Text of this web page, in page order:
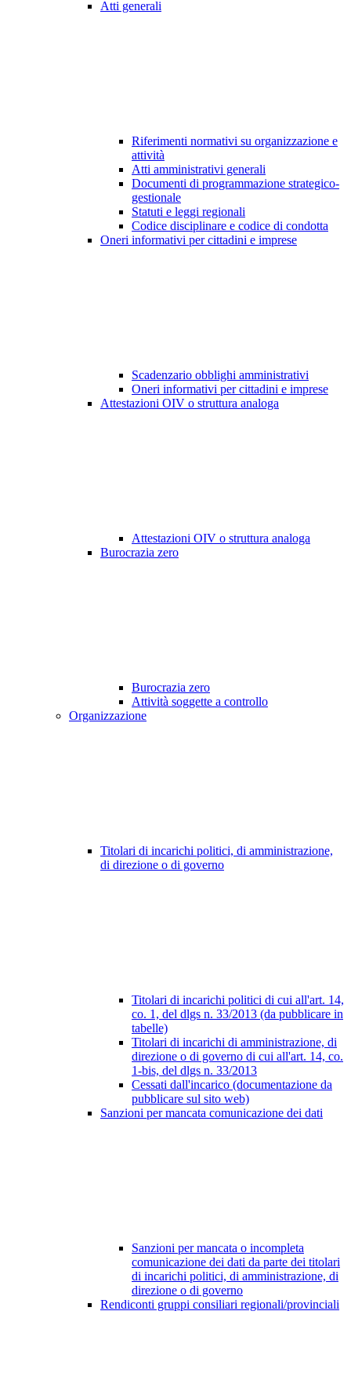
Atti generali
Riferimenti normativi su organizzazione e
attività
Atti amministrativi generali
Documenti di programmazione strategico-
gestionale
Statuti e leggi regionali
Codice disciplinare e codice di condotta
Oneri informativi per cittadini e imprese
Scadenzario obblighi amministrativi
Oneri informativi per cittadini e imprese
Attestazioni OIV o struttura analoga
Attestazioni OIV o struttura analoga
Burocrazia zero
Burocrazia zero
Attività soggette a controllo
Organizzazione
Titolari di incarichi politici, di amministrazione,
di direzione o di governo
Titolari di incarichi politici di cui all'art. 14,
co. 1, del dlgs n. 33/2013 (da pubblicare in
tabelle)
Titolari di incarichi di amministrazione, di
direzione o di governo di cui all'art. 14, co.
1-bis, del dlgs n. 33/2013
Cessati dall'incarico (documentazione da
pubblicare sul sito web)
Sanzioni per mancata comunicazione dei dati
Sanzioni per mancata o incompleta
comunicazione dei dati da parte dei titolari
di incarichi politici, di amministrazione, di
direzione o di governo
Rendiconti gruppi consiliari regionali/provinciali